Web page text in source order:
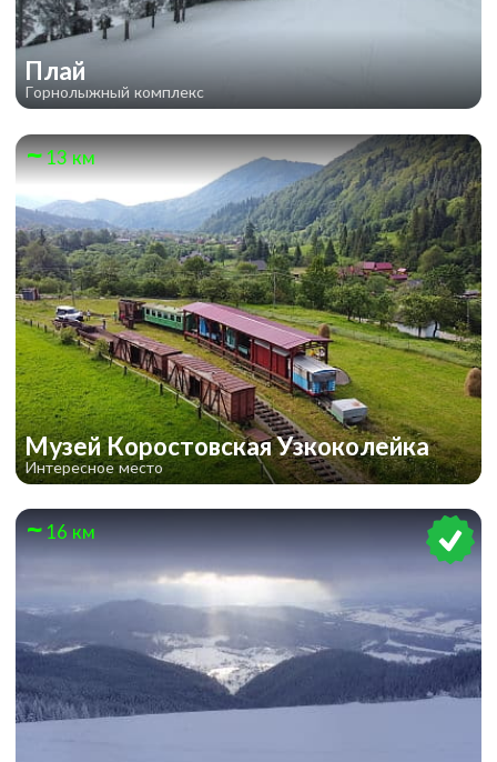
Плай
Горнолыжный комплекс
13 км
Музей Коростовская Узкоколейка
Интересное место
16 км